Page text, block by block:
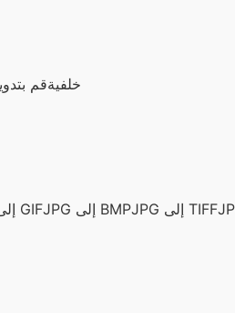
قمخلفية
من JPG إلى GIF JPG إلى BMP JPG إلى TIFF